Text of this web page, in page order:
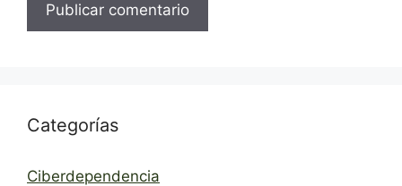
Categorías
Ciberdependencia